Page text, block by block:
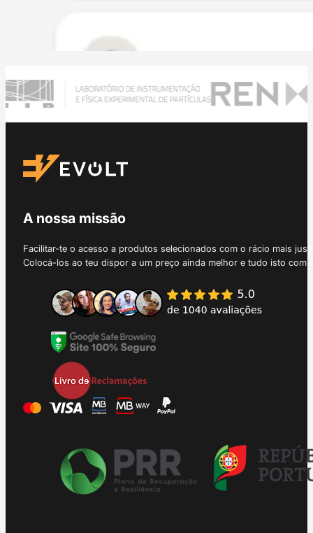
A nossa missão
Facilitar-te o acesso a produtos selecionados com o rácio mais
Colocá-los ao teu dispor a um preço ainda melhor e tudo isto